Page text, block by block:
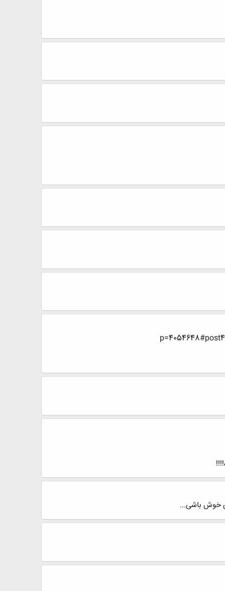
خوش باشی...